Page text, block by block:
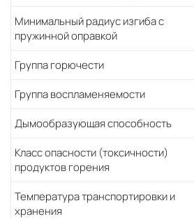
Минимальный радиус изгиба с
пружинной оправкой
Группа горючести
Группа воспламеняемости
Дымообразующая способность
Класс опасности (токсичности)
продуктов горения
Температура транспортировки и
хранения